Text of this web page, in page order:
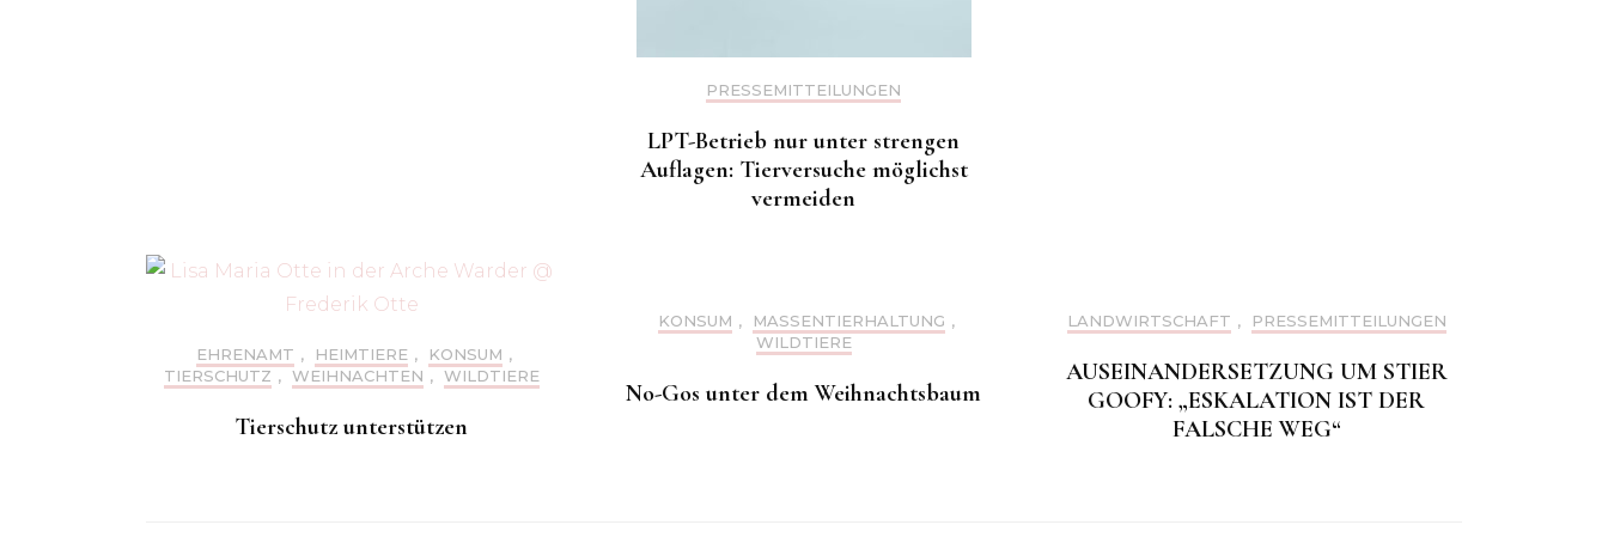
PRESSEMITTEILUNGEN
LPT-Betrieb nur unter strengen
Auflagen: Tierversuche möglichst
vermeiden
EHRENAMT , HEIMTIERE , KONSUM ,
TIERSCHUTZ , WEIHNACHTEN , WILDTIERE
Tierschutz unterstützen
KONSUM , MASSENTIERHALTUNG ,
WILDTIERE
No-Gos unter dem Weihnachtsbaum
LANDWIRTSCHAFT , PRESSEMITTEILUNGEN
AUSEINANDERSETZUNG UM STIER
GOOFY: „ESKALATION IST DER
FALSCHE WEG“